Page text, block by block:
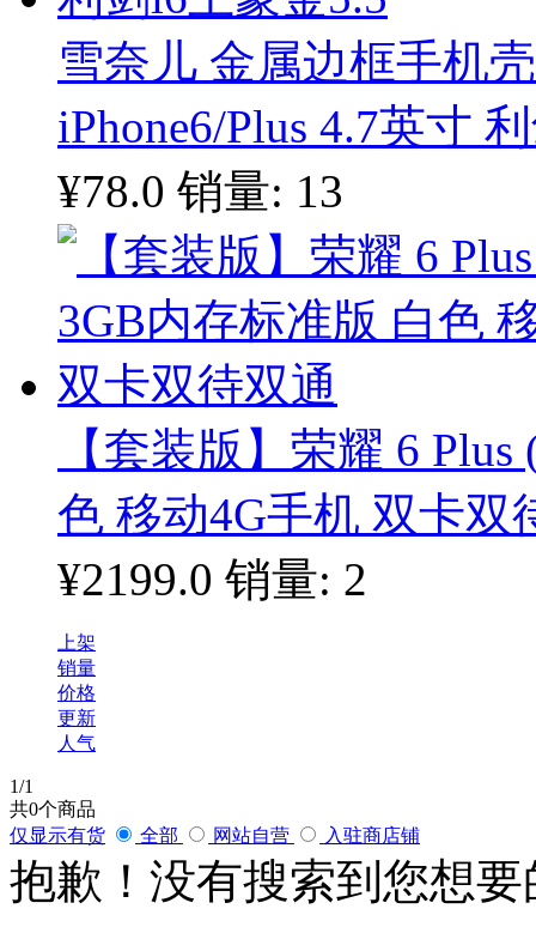
雪奈儿 金属边框手机
iPhone6/Plus 4.7英寸
¥78.0 销量: 13
【套装版】荣耀 6
色 移动4G手机 双卡双
¥2199.0 销量: 2
上架
销量
价格
更新
人气
1/1
共0个商品
仅显示有货
全部 网站自营 入驻商店铺
抱歉！没有搜索到您想